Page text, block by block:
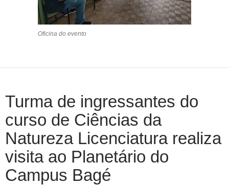
Oficina do evento
Turma de ingressantes do
curso de Ciências da
Natureza Licenciatura realiza
visita ao Planetário do
Campus Bagé